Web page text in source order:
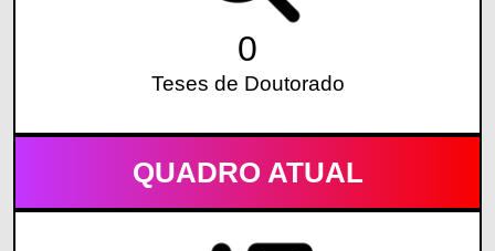
0
Teses de Doutorado
QUADRO ATUAL